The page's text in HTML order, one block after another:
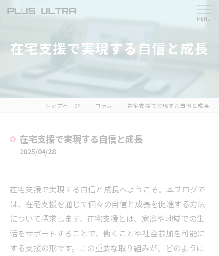
在宅支援で実現する自信と成長
トップページ コラム 在宅支援で実現する自信と成長
在宅支援で実現する自信と成長
2025/04/28
在宅支援で実現する自信と成長へようこそ。本ブログで
は、在宅支援を通じて個々の自信と成長を促進する方法
について探求します。在宅支援とは、家庭や地域での生
活をサポートすることで、働くことや社会参加を可能に
する支援の形です。この重要な取り組みが、どのように